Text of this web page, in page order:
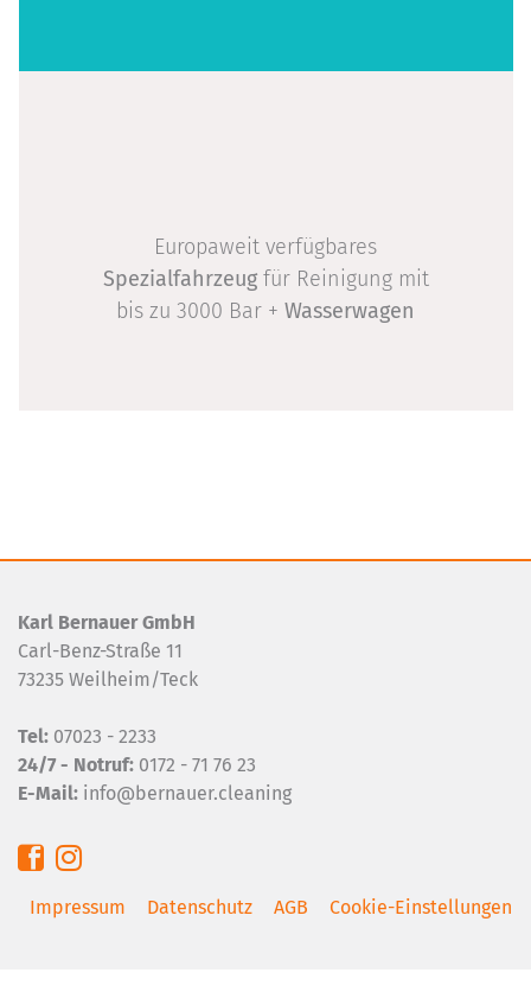
Europaweit verfügbares
Spezialfahrzeugfür Reinigung mit
bis zu 3000 Bar + Wasserwagen
Karl Bernauer GmbH
Carl-Benz-Straße 11
73235 Weilheim/Teck
Tel: 07023 - 2233
24/7 - Notruf: 0172 - 71 76 23
E-Mail: info@bernauer.cleaning
Navigation überspringen
Impressum Datenschutz AGB Cookie-Einstellungen